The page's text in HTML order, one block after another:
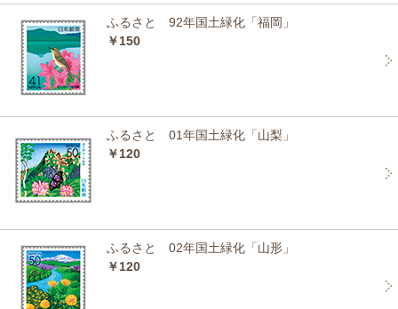
ふるさと 92年国土緑化「福岡」
￥150
ふるさと 01年国土緑化「山梨」
￥120
ふるさと 02年国土緑化「山形」
￥120